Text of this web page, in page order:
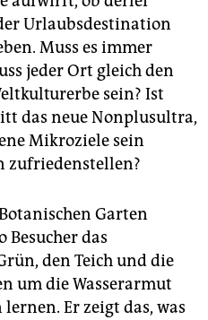
Urlaubsdestination
Muss es immer
jeder Ort gleich den
sein? Ist
das neue Nonplusultra,
Mikroziele sein
zufriedenstellen?
Garten
Besucher das
den Teich und die
um die Wasserarmut
Er zeigt das, was